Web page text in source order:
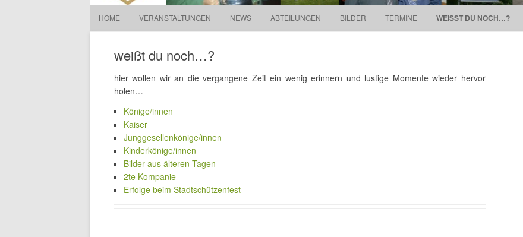
HOME VERANSTALTUNGEN NEWS ABTEILUNGEN BILDER TERMINE WEISST DU NOCH…?
weißt du noch…?
hier wollen wir an die vergangene Zeit ein wenig erinnern und lustige Momente wieder hervor
holen…
Könige/innen
Kaiser
Junggesellenkönige/innen
Kinderkönige/innen
Bilder aus älteren Tagen
2te Kompanie
Erfolge beim Stadtschützenfest